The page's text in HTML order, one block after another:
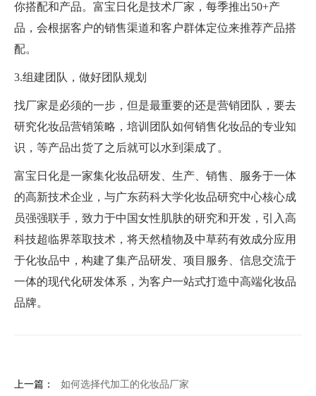
你搭配和产品。富宝日化是技术厂家，每季推出50+产
品，会根据客户的销售渠道和客户群体定位来推荐产品搭
配。
3.组建团队，做好团队规划
找厂家是必须的一步，但是最重要的还是营销团队，要去
研究化妆品营销策略，培训团队如何销售化妆品的专业知
识，等产品出货了之后就可以水到渠成了。
富宝日化是一家集化妆品研发、生产、销售、服务于一体
的高新技术企业，与广东药科大学化妆品研究中心核心成
员强强联手，致力于中国女性肌肤的研究和开发，引入高
科技超临界萃取技术，将天然植物及中草药有效成分应用
于化妆品中，构建了集产品研发、项目服务、信息交流于
一体的现代化研发体系，为客户一站式打造中高端化妆品
品牌。
上一篇： 如何选择代加工的化妆品厂家